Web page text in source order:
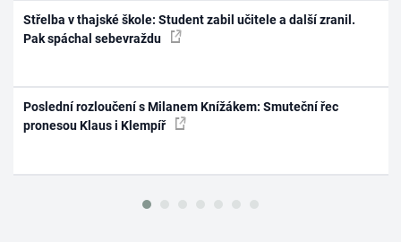
Střelba v thajské škole: Student zabil učitele a další zranil.
Pak spáchal sebevraždu
Poslední rozloučení s Milanem Knížákem: Smuteční řec
pronesou Klaus i Klempíř